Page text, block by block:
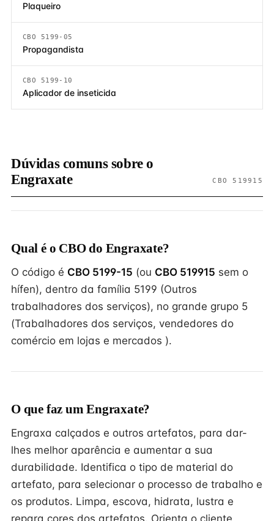
Plaqueiro
CBO 5199-05
Propagandista
CBO 5199-10
Aplicador de inseticida
Dúvidas comuns sobre o
Engraxate
CBO 519915
Qual é o CBO do Engraxate?
O código é CBO 5199-15 (ou CBO 519915 sem o
hífen), dentro da família 5199 (Outros
trabalhadores dos serviços), no grande grupo 5
(Trabalhadores dos serviços, vendedores do
comércio em lojas e mercados ).
O que faz um Engraxate?
Engraxa calçados e outros artefatos, para dar-
lhes melhor aparência e aumentar a sua
durabilidade. Identifica o tipo de material do
artefato, para selecionar o processo de trabalho e
os produtos. Limpa, escova, hidrata, lustra e
repara cores dos artefatos. Orienta o cliente